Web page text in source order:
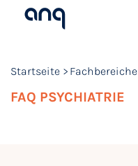
Startseite Fachbereiche
FAQ PSYCHIATRIE